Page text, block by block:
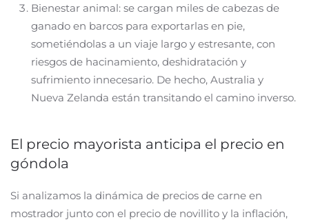
Bienestar animal: se cargan miles de cabezas de
ganado en barcos para exportarlas en pie,
sometiéndolas a un viaje largo y estresante, con
riesgos de hacinamiento, deshidratación y
sufrimiento innecesario. De hecho, Australia y
Nueva Zelanda están transitando el camino inverso.
El precio mayorista anticipa el precio en
góndola
Si analizamos la dinámica de precios de carne en
mostrador junto con el precio de novillito y la inflación,